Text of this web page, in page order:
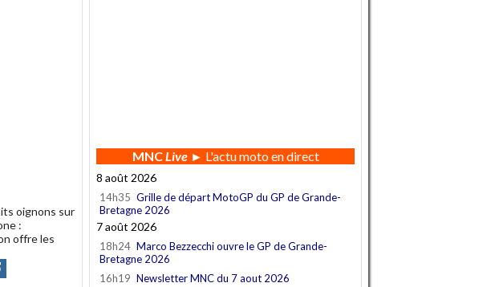
oignons sur
:
offre les
MNCLive► L'actu moto en direct
8 août 2026
14h35 Grille de départ MotoGP du GP de Grande-
Bretagne 2026
7 août 2026
18h24 Marco Bezzecchi ouvre le GP de Grande-
Bretagne 2026
16h19 Newsletter MNC du 7 aout 2026